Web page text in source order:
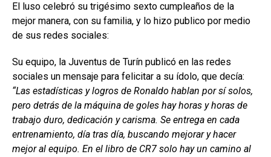
El luso celebró su trigésimo sexto cumpleaños de la
mejor manera, con su familia, y lo hizo publico por medio
de sus redes sociales:
Su equipo, la Juventus de Turín publicó en las redes
sociales un mensaje para felicitar a su ídolo, que decía:
“Las estadísticas y logros de Ronaldo hablan por sí solos,
pero detrás de la máquina de goles hay horas y horas de
trabajo duro, dedicación y carisma. Se entrega en cada
entrenamiento, día tras día, buscando mejorar y hacer
mejor al equipo. En el libro de CR7 solo hay un camino al